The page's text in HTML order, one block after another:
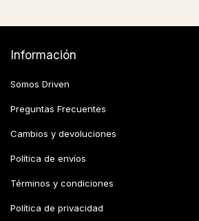
Información
Somos Driven
Preguntas Frecuentes
Cambios y devoluciones
Política de envíos
Términos y condiciones
Política de privacidad